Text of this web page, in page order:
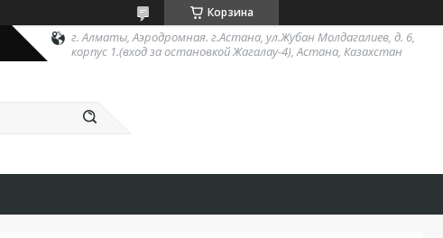
Корзина
г. Алматы, Аэродромная. г.Астана, ул.Жубан Молдагалиев, д. 6,
корпус 1.(вход за остановкой Жагалау-4), Астана, Казахстан